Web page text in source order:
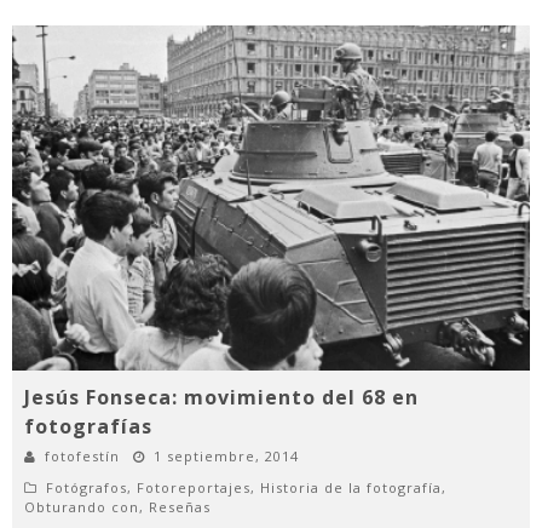
Jesús Fonseca: movimiento del 68 en
fotografías
fotofestín
1 septiembre, 2014
Fotógrafos, Fotoreportajes, Historia de la fotografía ,
Obturando con , Reseñas